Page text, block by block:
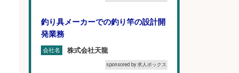
釣り具メーカーでの釣り竿の設計開
発業務
会社名 株式会社天龍
sponsored by 求人ボックス